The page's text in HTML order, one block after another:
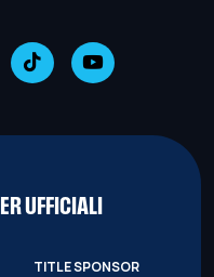
UFFICIALI
TITLE SPONSOR